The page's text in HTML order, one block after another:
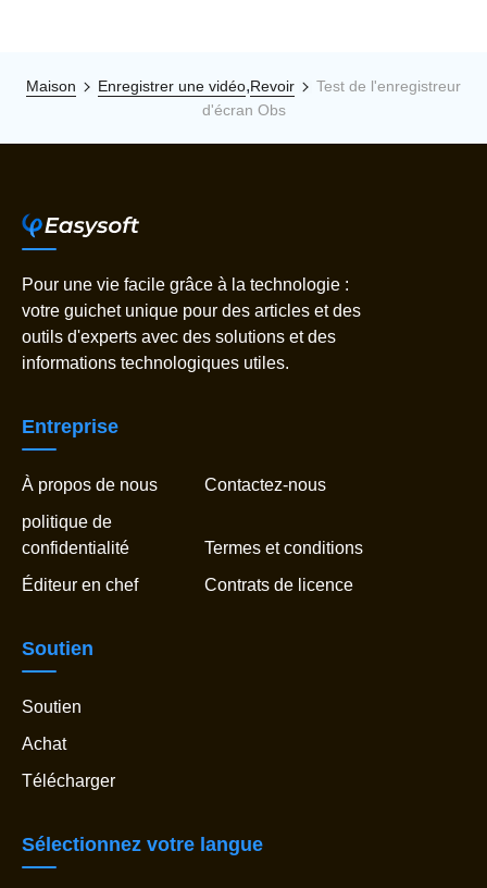
Maison Enregistrer une vidéo,Revoir
Test de l'enregistreur
d'écran Obs
Pour une vie facile grâce à la technologie :
votre guichet unique pour des articles et des
outils d'experts avec des solutions et des
informations technologiques utiles.
Entreprise
À propos de nous
Contactez-nous
politique de
confidentialité
Termes et conditions
Éditeur en chef
Contrats de licence
Soutien
Soutien
Achat
Télécharger
Sélectionnez votre langue